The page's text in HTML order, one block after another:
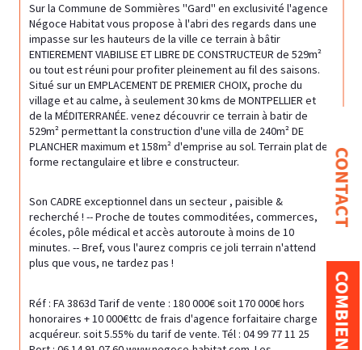
CONTACT
Sur la Commune de Sommières "Gard" en exclusivité l'agence
Négoce Habitat vous propose à l'abri des regards dans une
impasse sur les hauteurs de la ville ce terrain à bâtir
ENTIEREMENT VIABILISE ET LIBRE DE CONSTRUCTEUR de 529m²
ou tout est réuni pour profiter pleinement au fil des saisons.
Situé sur un EMPLACEMENT DE PREMIER CHOIX, proche du
village et au calme, à seulement 30 kms de MONTPELLIER et
de la MÉDITERRANÉE. venez découvrir ce terrain à batir de
529m² permettant la construction d'une villa de 240m² DE
PLANCHER maximum et 158m² d'emprise au sol. Terrain plat de
forme rectangulaire et libre e constructeur.
Son CADRE exceptionnel dans un secteur , paisible &
recherché ! -- Proche de toutes commoditées, commerces,
écoles, pôle médical et accès autoroute à moins de 10
minutes. -- Bref, vous l'aurez compris ce joli terrain n'attend
plus que vous, ne tardez pas !
Réf : FA 3863d Tarif de vente : 180 000€ soit 170 000€ hors
honoraires + 10 000€ttc de frais d'agence forfaitaire charge
acquéreur. soit 5.55% du tarif de vente. Tél : 04 99 77 11 25